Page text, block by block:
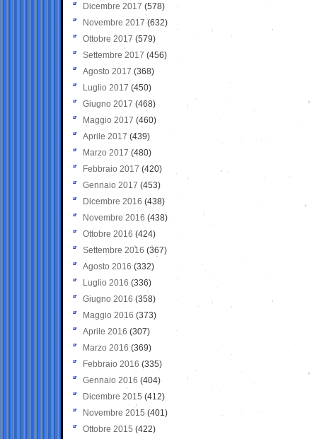
Dicembre 2017 (578)
Novembre 2017 (632)
Ottobre 2017 (579)
Settembre 2017 (456)
Agosto 2017 (368)
Luglio 2017 (450)
Giugno 2017 (468)
Maggio 2017 (460)
Aprile 2017 (439)
Marzo 2017 (480)
Febbraio 2017 (420)
Gennaio 2017 (453)
Dicembre 2016 (438)
Novembre 2016 (438)
Ottobre 2016 (424)
Settembre 2016 (367)
Agosto 2016 (332)
Luglio 2016 (336)
Giugno 2016 (358)
Maggio 2016 (373)
Aprile 2016 (307)
Marzo 2016 (369)
Febbraio 2016 (335)
Gennaio 2016 (404)
Dicembre 2015 (412)
Novembre 2015 (401)
Ottobre 2015 (422)